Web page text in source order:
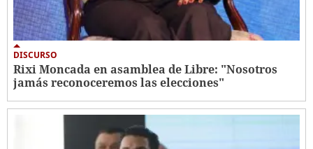
DISCURSO
Rixi Moncada en asamblea de Libre: "Nosotros
jamás reconoceremos las elecciones"